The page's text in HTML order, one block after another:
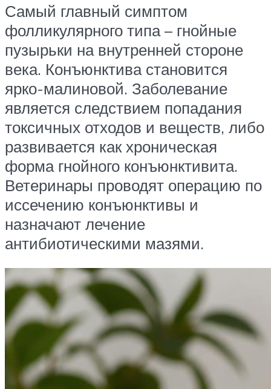
Самый главный симптом
фолликулярного типа – гнойные
пузырьки на внутренней стороне
века. Конъюнктива становится
ярко-малиновой. Заболевание
является следствием попадания
токсичных отходов и веществ, либо
развивается как хроническая
форма гнойного конъюнктивита.
Ветеринары проводят операцию по
иссечению конъюнктивы и
назначают лечение
антибиотическими мазями.